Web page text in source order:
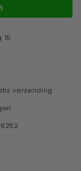
15
verzending